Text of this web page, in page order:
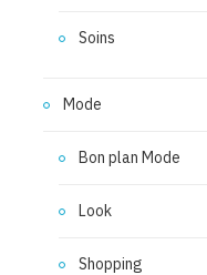
Soins
Mode
Bon plan Mode
Look
Shopping